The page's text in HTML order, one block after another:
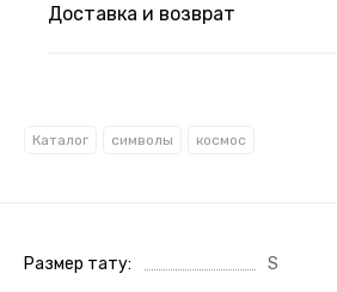
Доставка и возврат
Каталог символы космос
Размер тату S